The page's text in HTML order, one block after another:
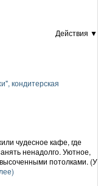
Действия ▼
кондитерская
чудесное кафе, где
ненадолго. Уютное,
потолками. (У